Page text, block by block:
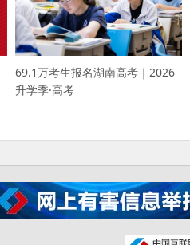
69.1万考生报名湖南高考｜2026
升学季·高考